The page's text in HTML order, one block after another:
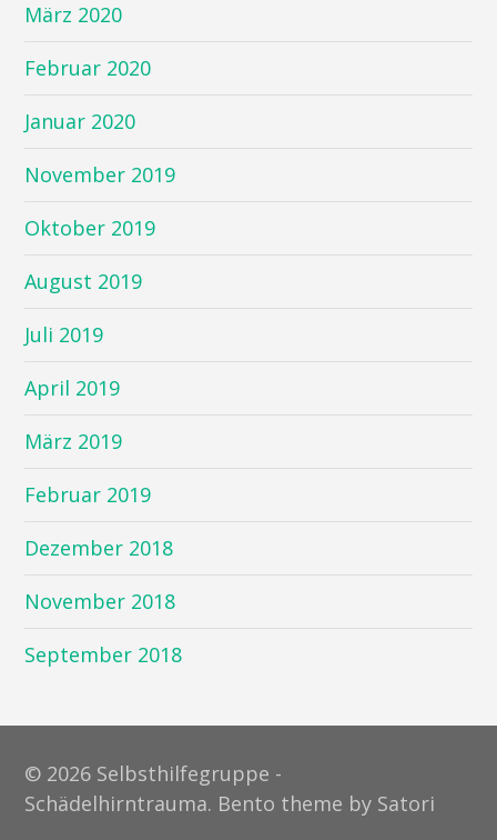
März 2020
Februar 2020
Januar 2020
November 2019
Oktober 2019
August 2019
Juli 2019
April 2019
März 2019
Februar 2019
Dezember 2018
November 2018
September 2018
© 2026 Selbsthilfegruppe -
Schädelhirntrauma. Bento theme by Satori